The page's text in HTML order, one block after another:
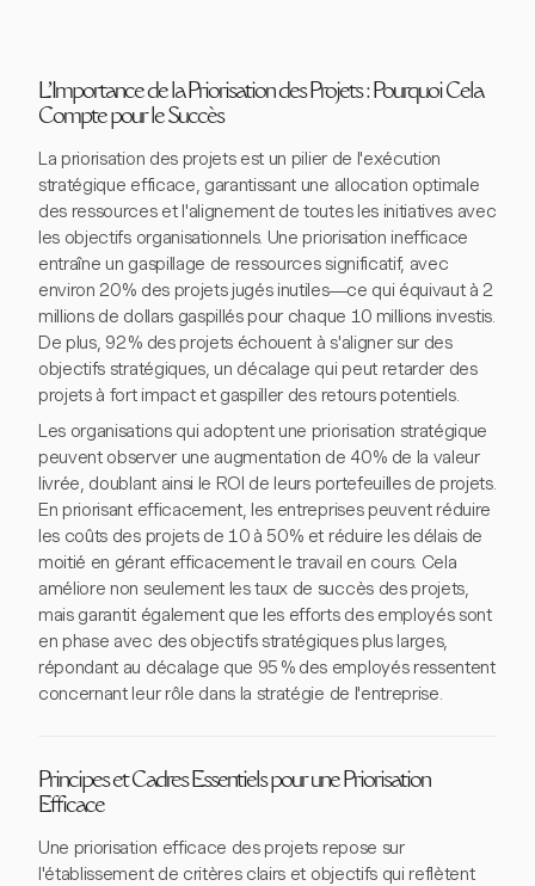
L'Importance de la Priorisation des Projets : Pourquoi Cela
Compte pour le Succès
La priorisation des projets est un pilier de l'exécution
stratégique efficace, garantissant une allocation optimale
des ressources et l'alignement de toutes les initiatives avec
les objectifs organisationnels. Une priorisation inefficace
entraîne un gaspillage de ressources significatif, avec
environ 20 % des projets jugés inutiles—ce qui équivaut à 2
millions de dollars gaspillés pour chaque 10 millions investis.
De plus, 92 % des projets échouent à s'aligner sur des
objectifs stratégiques, un décalage qui peut retarder des
projets à fort impact et gaspiller des retours potentiels.
Les organisations qui adoptent une priorisation stratégique
peuvent observer une augmentation de 40 % de la valeur
livrée, doublant ainsi le ROI de leurs portefeuilles de projets.
En priorisant efficacement, les entreprises peuvent réduire
les coûts des projets de 10 à 50 % et réduire les délais de
moitié en gérant efficacement le travail en cours. Cela
améliore non seulement les taux de succès des projets,
mais garantit également que les efforts des employés sont
en phase avec des objectifs stratégiques plus larges,
répondant au décalage que 95 % des employés ressentent
concernant leur rôle dans la stratégie de l'entreprise.
Principes et Cadres Essentiels pour une Priorisation
Efficace
Une priorisation efficace des projets repose sur
l'établissement de critères clairs et objectifs qui reflètent